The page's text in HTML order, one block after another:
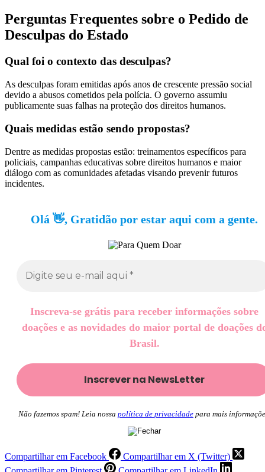
Perguntas Frequentes sobre o Pedido de
Desculpas do Estado
Qual foi o contexto das desculpas?
As desculpas foram emitidas após anos de crescente pressão social
devido a abusos cometidos pela polícia. O governo assumiu
publicamente suas falhas na proteção dos direitos humanos.
Quais medidas estão sendo propostas?
Dentre as medidas propostas estão: treinamentos específicos para
policiais, campanhas educativas sobre direitos humanos e maior
diálogo com as comunidades afetadas visando prevenir futuros
incidentes.
Olá 👋, Gratidão por estar aqui com a gente.
Inscreva-se grátis para receber informações sobre
doações e as novidades do maior portal de doações
Brasil.
Não fazemos spam! Leia nossa política de privacidade para mais
Compartilhar em Facebook
Compartilhar em X (Twitter)